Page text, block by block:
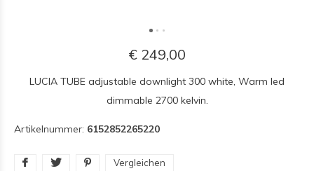
€ 249,00
LUCIA TUBE adjustable downlight 300 white, Warm led
dimmable 2700 kelvin.
Artikelnummer: 6152852265220
Vergleichen